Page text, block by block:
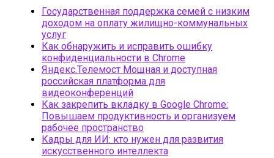
Государственная поддержка семей с низким
доходом на оплату жилищно-коммунальных
услуг
Как обнаружить и исправить ошибку
конфиденциальности в Chrome
Яндекс.Телемост Мощная и доступная
российская платформа для
видеоконференций
Как закрепить вкладку в Google Chrome:
Повышаем продуктивность и организуем
рабочее пространство
Кадры для ИИ: кто нужен для развития
искусственного интеллекта